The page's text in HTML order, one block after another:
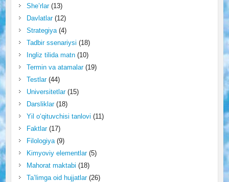
She’rlar(13)
Davlatlar(12)
Strategiya(4)
Tadbir ssenariysi (18)
Ingliz tilida matn(10)
Termin va atamalar(19)
Testlar(44)
Universitetlar(15)
Darsliklar(18)
Yil o‘qituvchisi tanlovi (11)
Faktlar(17)
Filologiya(9)
Kimyoviy elementlar(5)
Mahorat maktabi (18)
Ta’limga oid hujjatlar(26)